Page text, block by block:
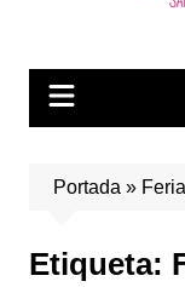
Portada »
Etiqueta: